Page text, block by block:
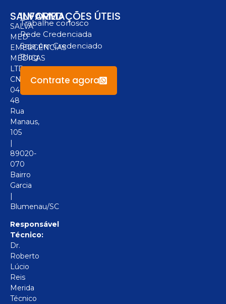
SALVAMED
SALVA
MED
EMERGÊNCIAS
MÉDICAS
LTD
CNPJ:
04.094.517/0001-
48
Rua
Manaus,
105
|
89020-
070
Bairro
Garcia
|
Blumenau/SC
Responsável
Técnico:
Dr.
Roberto
Lúcio
Reis
Merida
Técnico
INFORMAÇÕES ÚTEIS
Trabalhe conosco
Rede Credenciada
Seja um Credenciado
Blog
Contrate agora